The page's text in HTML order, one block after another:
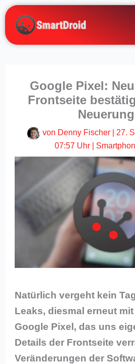
Zum
Inhalt
springen
Google Pixel:
Frontseite
von Denny Fischer
27.
07:57 Uhr
Natürlich vergeht kein
Leaks, diesmal erneut
Google Pixel, das uns
Details der Frontseite
Veränderungen der